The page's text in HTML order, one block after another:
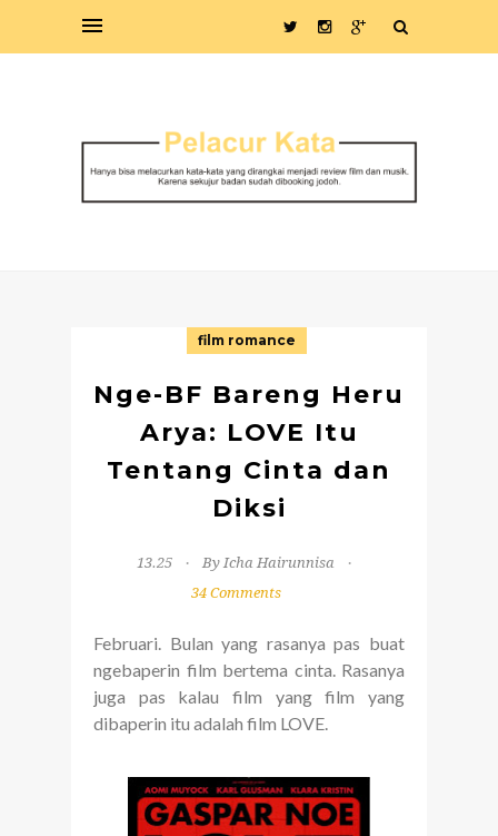
film romance
Nge-BF Bareng Heru
Arya: LOVE Itu
Tentang Cinta dan
Diksi
13.25
By Icha Hairunnisa
34 Comments
Februari. Bulan yang rasanya pas buat
ngebaperin film bertema cinta. Rasanya
juga pas kalau film yang film yang
dibaperin itu adalah film LOVE.